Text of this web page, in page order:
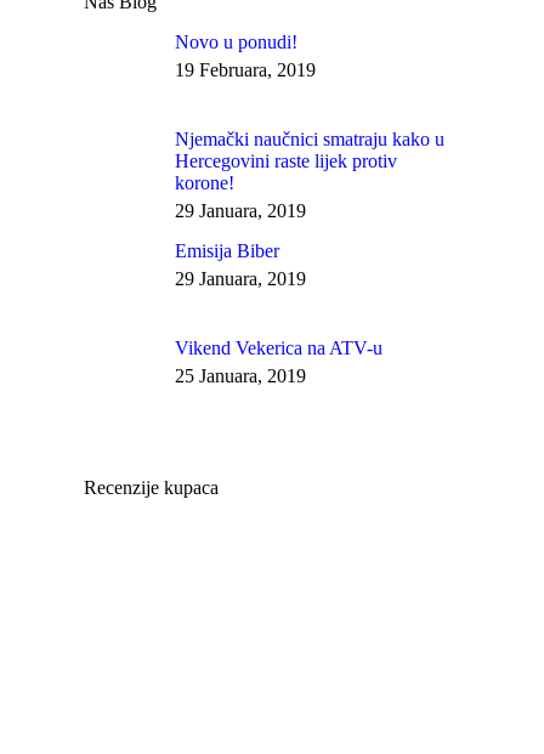
Novo u ponudi!
19 Februara, 2019
Njemački naučnici smatraju kako u
Hercegovini raste lijek protiv
korone!
29 Januara, 2019
Emisija Biber
29 Januara, 2019
Vikend Vekerica na ATV-u
25 Januara, 2019
Recenzije kupaca